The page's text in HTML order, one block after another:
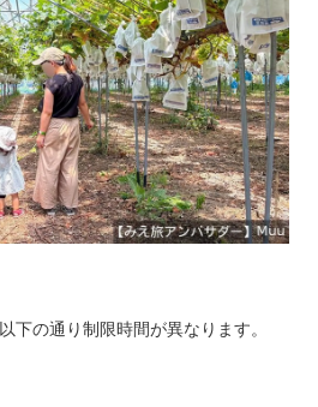
以下の通り制限時間が異なります。